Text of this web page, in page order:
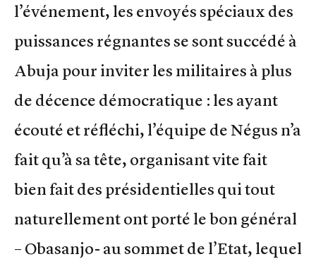
l’événement, les envoyés spéciaux des
puissances régnantes se sont succédé à
Abuja pour inviter les militaires à plus
de décence démocratique : les ayant
écouté et réfléchi, l’équipe de Négus n’a
fait qu’à sa tête, organisant vite fait
bien fait des présidentielles qui tout
naturellement ont porté le bon général
– Obasanjo- au sommet de l’Etat, lequel